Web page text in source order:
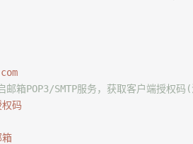
邮箱POP3/SMTP服务，获取客户端授权码
码
箱